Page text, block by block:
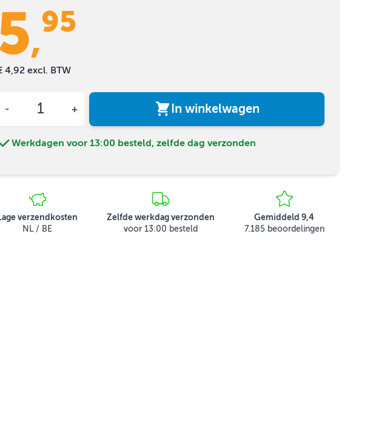
,
95
4,92 excl. BTW
In winkelwagen
Werkdagen voor 13:00 besteld, zelfde dag verzonden
verzendkosten
NL / BE
Zelfde werkdag verzonden
voor 13:00 besteld
Gemiddeld 9,4
7.185 beoordelingen